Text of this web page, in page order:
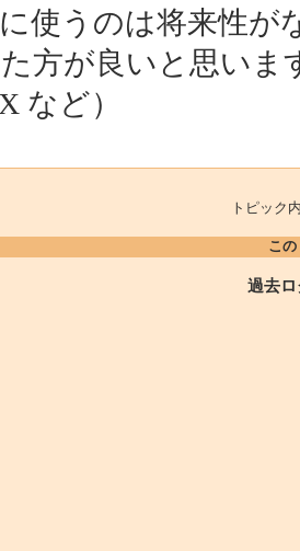
使うのは将来性が
方が良いと思いま
など）
トピッ
こ
過去